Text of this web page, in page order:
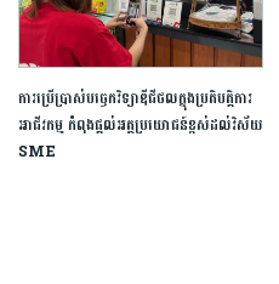
ការប្រើប្រាស់បច្ចេកវិទ្យាឌីជីថលក្នុងប្រតិបត្តិការ
អាជីវកម្ម កំពុងផ្តល់អត្ថប្រយោជន៍ខ្ពស់ដល់វិស័យ
SME